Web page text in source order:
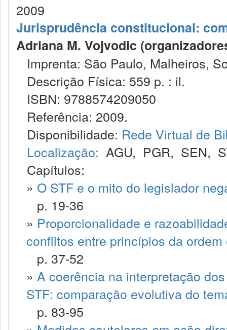
2009
Jurisprudência constitucional:
Adriana M. Vojvodic
Imprenta: São Paulo, Malheiros,
Descrição Física: 559 p. : il.
ISBN: 9788574209050
Referência: 2009.
Disponibilidade: Rede Virtual de
Localização: AGU, PGR, SEN,
Capítulos:
» O STF e o mito do legislador
p. 19-36
» Proporcionalidade e
conflitos entre princípios da
p. 37-52
» A coerência na interpretação
STF: comparação evolutiva do
p. 83-95